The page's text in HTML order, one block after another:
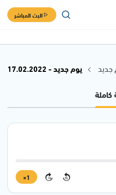
البث المباشر
جديد
يوم جديد - 17.02.2022
كاملة
15
15
1×